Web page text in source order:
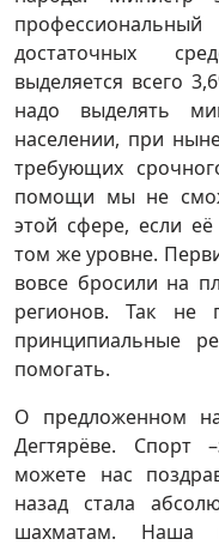
достаточных
выделяется всего
надо выделять
населении, при
требующих
помощи мы не
этой сфере, если
том же уровне.
вовсе бросили на
регионов. Так не
принципиальные
помогать.
О предложенном
Дегтярёве. Спорт
можете нас
назад стала
шахматам. Наша